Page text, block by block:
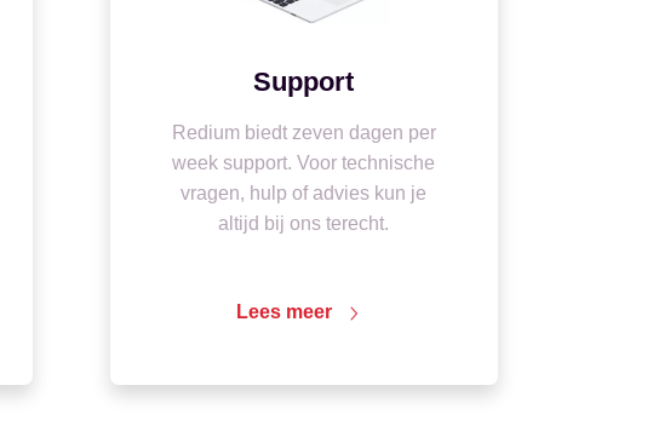
Support
Redium biedt zeven dagen per
week support. Voor technische
vragen, hulp of advies kun je
altijd bij ons terecht.
Lees meer